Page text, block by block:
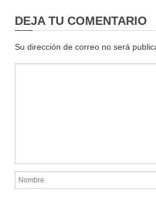
DEJA TU COMENTARIO
Su dirección de correo no será